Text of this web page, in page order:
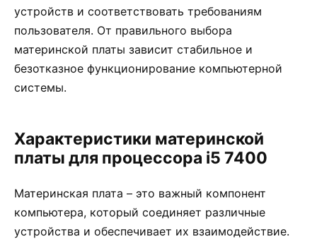
устройств и соответствовать требованиям
пользователя. От правильного выбора
материнской платы зависит стабильное и
безотказное функционирование компьютерной
системы.
Характеристики материнской
платы для процессора i5 7400
Материнская плата – это важный компонент
компьютера, который соединяет различные
устройства и обеспечивает их взаимодействие.